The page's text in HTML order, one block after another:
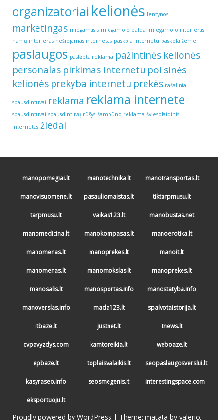
organizatoriai kelionės lentynos
marketingas miegamasis miegamojo baldai miegamojo interjeras
namų interjeras nešiojamas internetas paskola internetu paskola žemei
paslaugos paslėpta reklama pažintinės kelionės
personalas pirkimas internetu poilsinės
kelionės prekyba internetu prekės rašaliniai
spausdintuvai reklama reklama internete
spausdintuvai spausdintuvų rūšys šampūno reklama šviesolaidinis
internetas žiedai
manopomegiai.lt manotechnika.lt manotransportas.lt
manovisuomene.lt pasauliomaistas.lt tiktarpmusu.lt
tarpmusu.lt vaikas123.lt manobustas.net
manomedicina.lt manokompasas.lt manoerotika.lt
manomenas.lt manoprekes.lt manoit.lt
manomenas.lt manomokslas.lt manoprekes.lt
manosalis.lt manosportas.info manostatyba.info
manoverslas.info mada123.lt spalvotaistorija.lt
itbaze.lt justnet.lt tnews.lt
cvpavyzdys.com kamtoreikia.lt weboaze.lt
epbaze.lt toplaisvalaikis.lt seopaslaugosverslui.lt
kasyraseo.info seosmegenis.lt interestingspace.com
eksportuoju.lt
Proudly powered by WordPress | Theme: matata by valerio.